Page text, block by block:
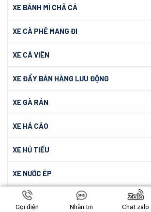
XE BÁNH MÌ CHẢ CÁ
XE CÀ PHÊ MANG ĐI
XE CÁ VIÊN
XE ĐẨY BÁN HÀNG LƯU ĐỘNG
XE GÀ RÁN
XE HÁ CẢO
XE HỦ TIẾU
XE NƯỚC ÉP
XE NƯỚC MÍA
Gọi điện Nhắn tin Chat zalo